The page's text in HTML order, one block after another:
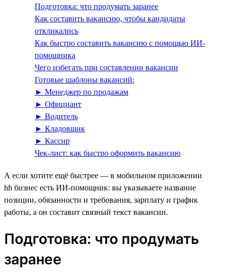
Подготовка: что продумать заранее
Как составить вакансию, чтобы кандидаты
откликались
Как быстро составить вакансию с помощью ИИ-
помощника
Чего избегать при составлении вакансии
Готовые шаблоны вакансий:
► Менеджер по продажам
► Официант
► Водитель
► Кладовщик
► Кассир
Чек-лист: как быстро оформить вакансию
А если хотите ещё быстрее — в мобильном приложении
hh бизнес есть ИИ‑помощник: вы указываете название
позиции, обязанности и требования, зарплату и график
работы, а он составит связный текст вакансии.
Подготовка: что продумать
заранее